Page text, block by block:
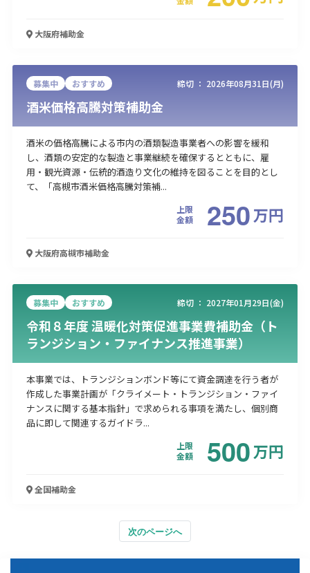
大阪府補助金
募集中 おすすめ 締切 ： 2026年08月31日(月)
酒米価格高騰対策補助金
酒米の価格高騰による市内の酒類製造事業者への影響を緩和
し、酒類の安定的な製造と事業継続を確保するとともに、雇
用・観光資源・伝統的酒造り文化の維持を図ることを目的とし
て、「高槻市酒米価格高騰対策補...
上限
金額
250万円
大阪府高槻市補助金
募集中 おすすめ 締切 ： 2027年01月29日(金)
令和８年度 温暖化対策促進事業費補助金（ト
ランジション・ファイナンス推進事業）
本事業では、トランジションボンド等にて資金調達を行う者が
作成した事業計画が「クライメート・トランジション・ファイ
ナンスに関する基本指針」で求められる事項を満たし、個別商
品に即して関連するガイドラ...
上限
金額
500万円
全国補助金
次のページへ